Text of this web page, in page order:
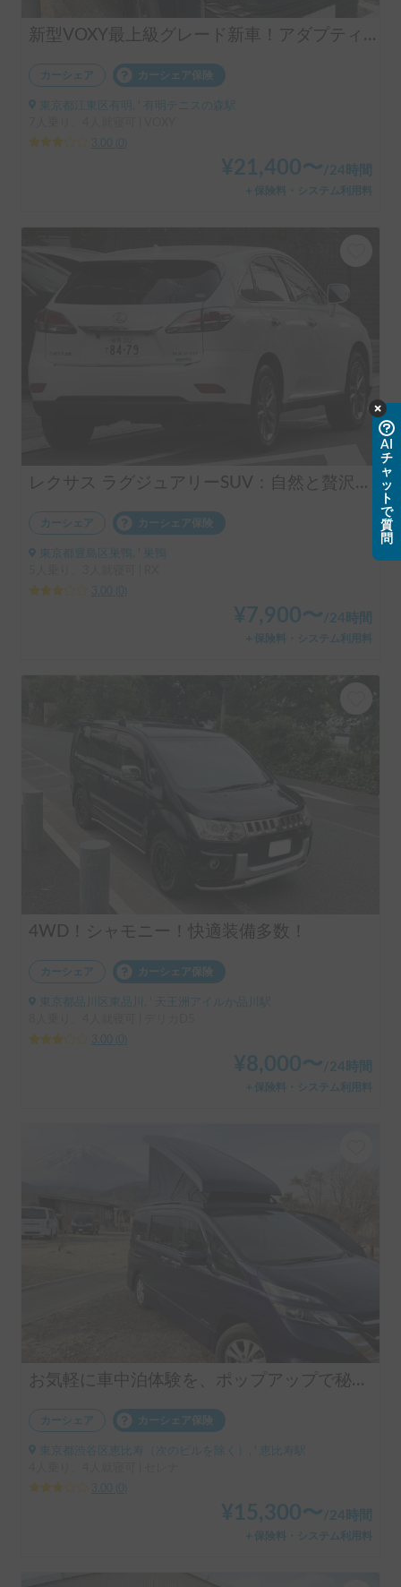
新型VOXY最上級グレード新車！アダプティブ・クルーズコントロール等の運転支援装置フル装備で長距離でも楽チン運転！ポップアップ付で大人4人就寝OK！
カーシェア カーシェア保険
東京都江東区有明, ' 有明テニスの森駅
3.00
¥21,400〜 /24時間
＋保険料・システム利用料
レクサス ラグジュアリーSUV：自然と贅沢の融合🚕
カーシェア カーシェア保険
東京都豊島区巣鴨, ' 巣鴨
3.00
¥ 7,900〜/24時間
＋保険料・システム利用料
4WD！シャモニー！快適装備多数！
カーシェア カーシェア保険
東京都品川区東品川, ' 天王洲アイルか品川駅
3.00
¥8,000〜/24時間
＋保険料・システム利用料
お気軽に車中泊体験を、ポップアップで秘密基地気分「セレナP-SV」
カーシェア カーシェア保険
東京都渋谷区恵比寿（次のビルを除く）, ' 恵比寿駅
3.00
¥ 15,300〜 /24時間
＋保険料・システム利用料
AI
チ
ャ
ッ
ト
で
質
問